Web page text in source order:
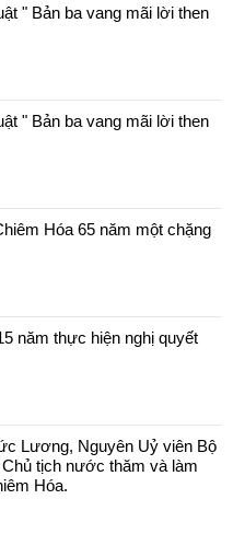
" Bản ba vang mãi lời then
" Bản ba vang mãi lời then
Hóa 65 năm một chặng
năm thực hiện nghị quyết
Lương, Nguyên Uỷ viên Bộ
tịch nước thăm và làm
Hóa.